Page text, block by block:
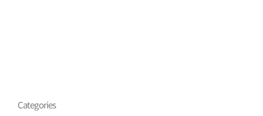
Categories